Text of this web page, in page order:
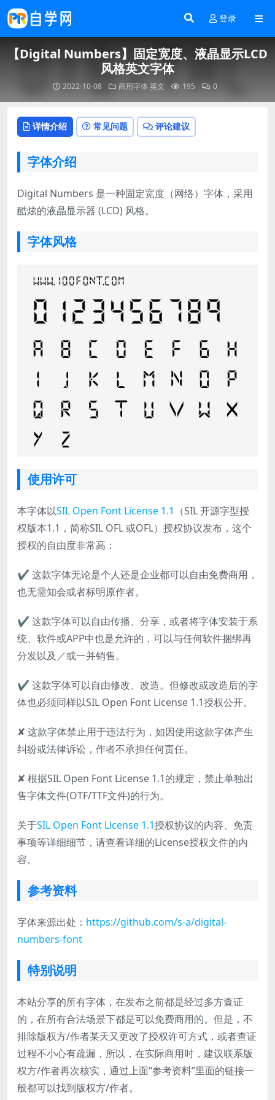
登录
【Digital Numbers】固定宽度、液晶显示LCD
风格英文字体
2022-10-08 商用字体英文 195 0
详情介绍 常见问题 评论建议
字体介绍
Digital Numbers 是一种固定宽度（网络）字体，采用
酷炫的液晶显示器 (LCD) 风格。
字体风格
使用许可
本字体以SIL Open Font License 1.1 （SIL 开源字型授
权版本1.1，简称SIL OFL 或OFL）授权协议发布，这个
授权的自由度非常高：
✔ 这款字体无论是个人还是企业都可以自由免费商用，
也无需知会或者标明原作者。
✔ 这款字体可以自由传播、分享，或者将字体安装于系
统、软件或APP中也是允许的，可以与任何软件捆绑再
分发以及／或一并销售。
✔ 这款字体可以自由修改、改造。但修改或改造后的字
体也必须同样以SIL Open Font License 1.1授权公开。
✘ 这款字体禁止用于违法行为，如因使用这款字体产生
纠纷或法律诉讼，作者不承担任何责任。
✘ 根据SIL Open Font License 1.1的规定，禁止单独出
售字体文件(OTF/TTF文件)的行为。
关于SIL Open Font License 1.1授权协议的内容、免责
事项等详细细节，请查看详细的License授权文件的内
容。
参考资料
字体来源出处： https://github.com/s-a/digital-
numbers-font
特别说明
本站分享的所有字体，在发布之前都是经过多方查证
的，在所有合法场景下都是可以免费商用的。但是，不
排除版权方/作者某天又更改了授权许可方式，或者查证
过程不小心有疏漏，所以，在实际商用时，建议联系版
权方/作者再次核实，通过上面“参考资料”里面的链接一
般都可以找到版权方/作者。